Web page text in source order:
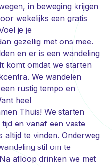
in beweging krijgen
wekelijks een gratis
je je
gezellig met ons mee.
en er is een wandeling
komt omdat we starten
We wandelen
rustig tempo en
heel
Thuis! We starten
en vanaf een vaste
altijd te vinden. Onderweg
stil om te
afloop drinken we met